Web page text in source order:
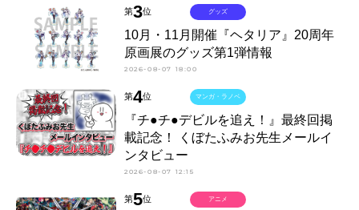
第3位
10月・11月開催『ヘタリア』20周年
原画展のグッズ第1弾情報
2026-08-07 18:00
グッズ
第4位
『チ●チ●デビルを追え！』最終回掲
載記念！ くぼたふみお先生メールイ
ンタビュー
2026-08-07 12:15
マンガ・ラノベ
第5位 アニメ